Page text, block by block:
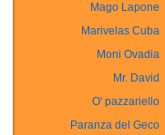
Mago Lapone
Marivelas Cuba
Moni Ovadia
Mr. David
O' pazzariello
Paranza del Geco